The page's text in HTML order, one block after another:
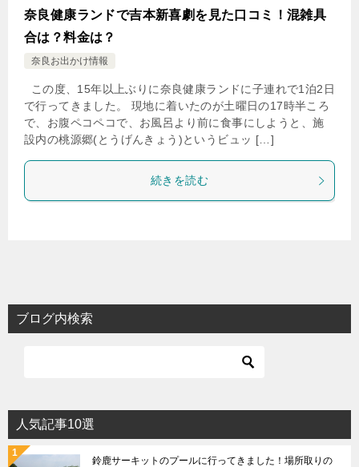
奈良健康ランドで吉本新喜劇を見た口コミ！混雑具
合は？料金は？
奈良お出かけ情報
この度、15年以上ぶりに奈良健康ランドに子連れで1泊2日
で行ってきました。 現地に着いたのが土曜日の17時半ころ
で、お腹ペコペコで、お風呂より前に食事にしようと、施
設内の桃源郷(とうげんきょう)というビュッ […]
続きを読む
ブログ内検索
人気記事10選
鈴鹿サーキットのプールに行ってきました！場所取りの